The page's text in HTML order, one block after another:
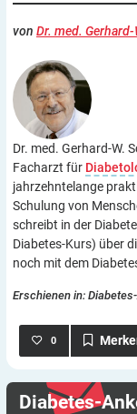
von Dr. med.
Dr. med. Gerhard-W.
Facharzt für
jahrzehntelange
Schulung von
schreibt in der
Diabetes-Kurs) über
noch mit dem
Erschienen in:
0
Diabetes-